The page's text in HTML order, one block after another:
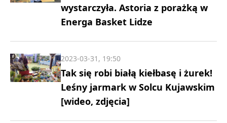
wystarczyła. Astoria z porażką w
Energa Basket Lidze
Tak się robi białą kiełbasę i żurek!
Leśny jarmark w Solcu Kujawskim
[wideo, zdjęcia]
2023-03-31, 19:50